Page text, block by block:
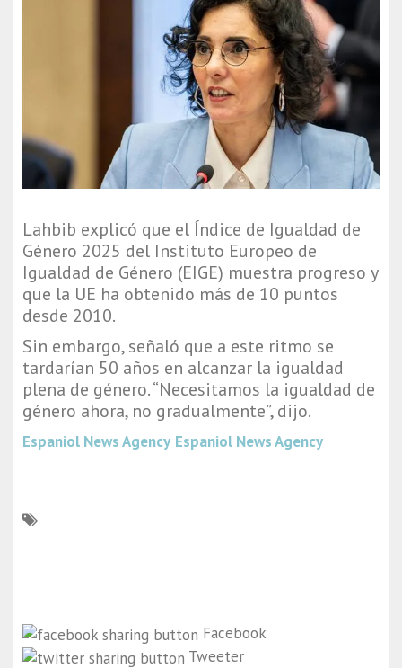
Lahbib explicó que el Índice de Igualdad de
Género 2025 del Instituto Europeo de
Igualdad de Género (EIGE) muestra progreso y
que la UE ha obtenido más de 10 puntos
desde 2010.
Sin embargo, señaló que a este ritmo se
tardarían 50 años en alcanzar la igualdad
plena de género. “Necesitamos la igualdad de
género ahora, no gradualmente”, dijo.
Espaniol News Agency Espaniol News Agency
Facebook
Tweeter